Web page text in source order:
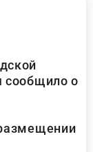
сообщило о